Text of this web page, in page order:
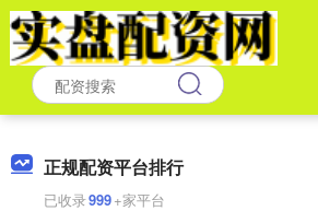
正规配资平台排行
已收录999+家平台